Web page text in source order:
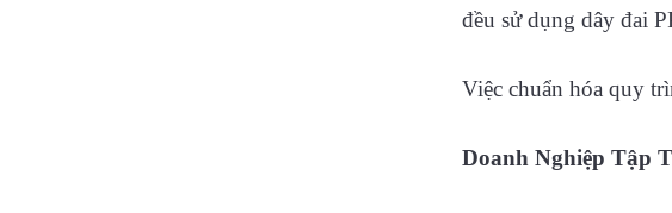
đều sử dụng dây đai
Việc chuẩn hóa quy
Doanh Nghiệp Tập